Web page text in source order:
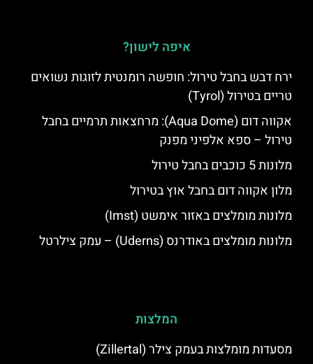
איפה לישון?
ירח דבש בחבל טירול: חופשה רומנטית לזוגות נשואים
טריים בטירול (Tyrol)
אקווה דום (Aqua Dome): מרחצאות תרמיים בחבל
טירול – ספא אלפיני מפנק
מלונות 5 כוכבים בחבל טירול
מלון אקווה דום בחבל אוץ בטירול
מלונות מומלצים באזור אימשט (Imst)
מלונות מומלצים באודרנס (Uderns) – עמק צילרטל
המלצות
מסעדות מומלצות בעמק צילר (Zillertal)